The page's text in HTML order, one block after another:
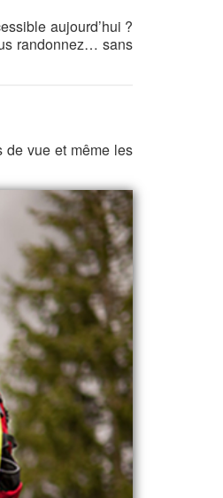
aujourd’hui ?
randonnez… sans
de vue et même les